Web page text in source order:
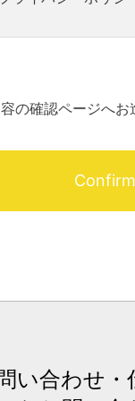
の確認ページへお
い合わせ・